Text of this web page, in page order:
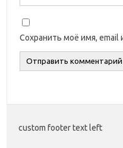
Сохранить моё имя,
custom footer text left